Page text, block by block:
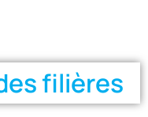
filières